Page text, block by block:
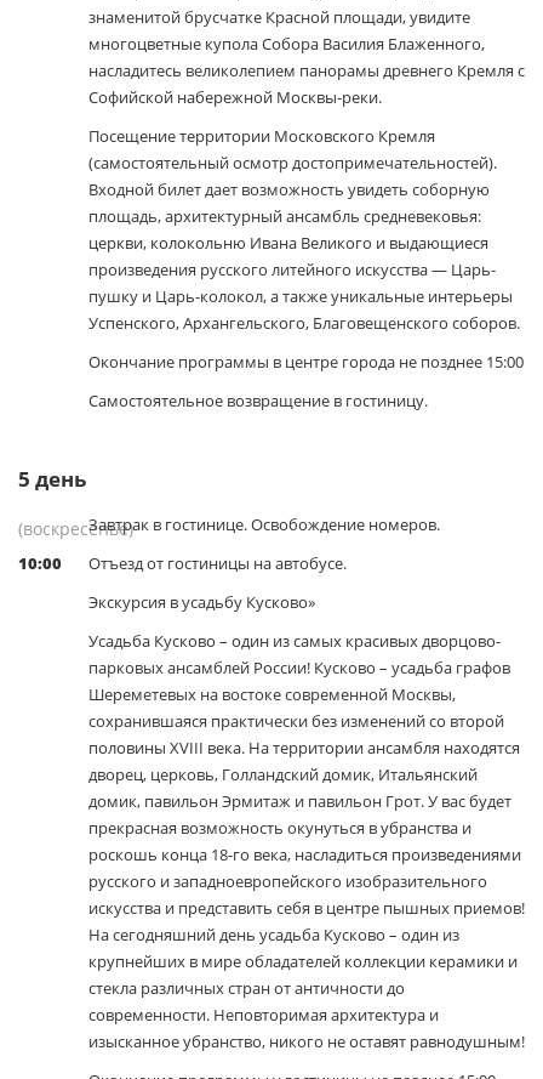
знаменитой брусчатке Красной площади, увидите
многоцветные купола Собора Василия Блаженного,
насладитесь великолепием панорамы древнего Кремля с
Софийской набережной Москвы-реки.
Посещение территории Московского Кремля
(самостоятельный осмотр достопримечательностей).
Входной билет дает возможность увидеть соборную
площадь, архитектурный ансамбль средневековья:
церкви, колокольню Ивана Великого и выдающиеся
произведения русского литейного искусства — Царь-
пушку и Царь-колокол, а также уникальные интерьеры
Успенского, Архангельского, Благовещенского соборов.
Окончание программы в центре города не позднее 15:00
Самостоятельное возвращение в гостиницу.
5 день
(воскресенье)Завтрак в гостинице. Освобождение номеров.
10:00
Отъезд от гостиницы на автобусе.
Экскурсия в усадьбу Кусково»
Усадьба Кусково – один из самых красивых дворцово-
парковых ансамблей России! Кусково – усадьба графов
Шереметевых на востоке современной Москвы,
сохранившаяся практически без изменений со второй
половины XVIII века. На территории ансамбля находятся
дворец, церковь, Голландский домик, Итальянский
домик, павильон Эрмитаж и павильон Грот. У вас будет
прекрасная возможность окунуться в убранства и
роскошь конца 18-го века, насладиться произведениями
русского и западноевропейского изобразительного
искусства и представить себя в центре пышных приемов!
На сегодняшний день усадьба Кусково – один из
крупнейших в мире обладателей коллекции керамики и
стекла различных стран от античности до
современности. Неповторимая архитектура и
изысканное убранство, никого не оставят равнодушным!